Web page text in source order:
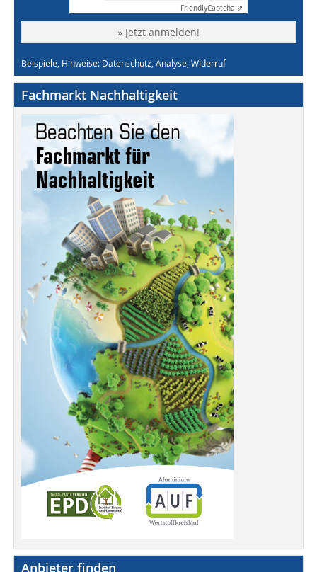
FriendlyCaptcha ⇗
» Jetzt anmelden!
Beispiele, Hinweise: Datenschutz, Analyse, Widerruf
Fachmarkt Nachhaltigkeit
Anbieter finden